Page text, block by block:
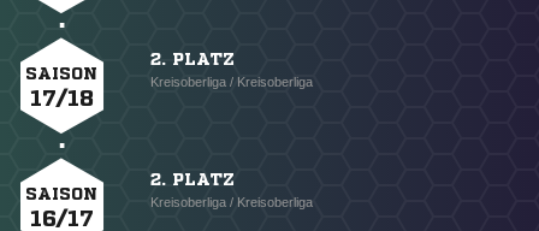
SAISON
17/18
2. PLATZ
Kreisoberliga / Kreisoberliga
SAISON
16/17
2. PLATZ
Kreisoberliga / Kreisoberliga